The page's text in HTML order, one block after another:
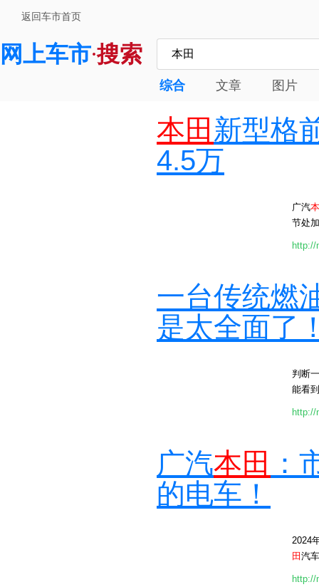
返回车市首页
网上车市·搜索
综合 文章 图片
本田 新型格
4.5万
广汽
节处
http://
一台传统燃
是太全面了
判断
能看
http://
广汽本田 ：
的电车！
2024
田 汽
http://